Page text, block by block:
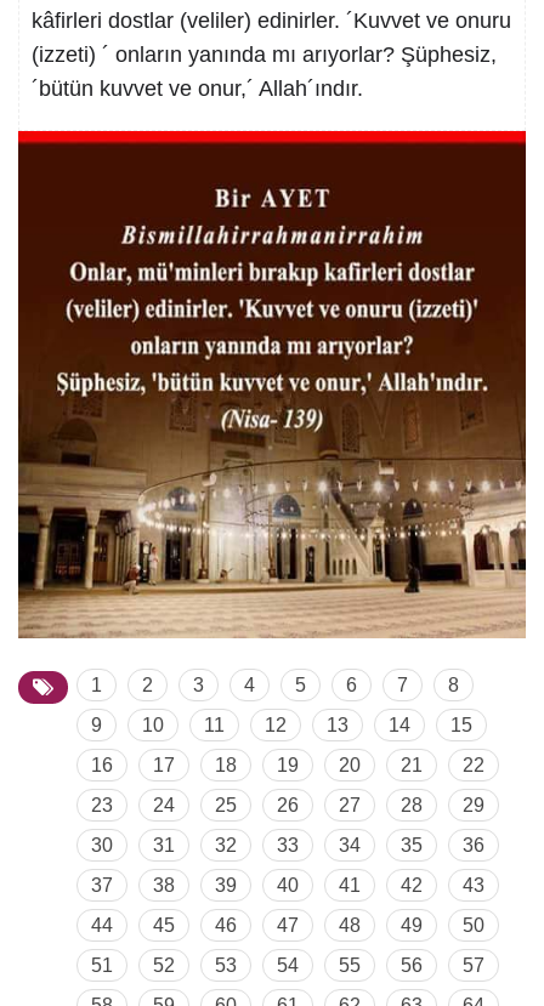
kâfirleri dostlar (veliler) edinirler. ´Kuvvet ve onuru
(izzeti) ´ onların yanında mı arıyorlar? Şüphesiz,
´bütün kuvvet ve onur,´ Allah´ındır.
1 2 3 4 5 6 7
8
9
10 11 12 13 14
15
16
17 18 19 20 21
22
23
24 25 26 27 28
29
30
31 32 33 34 35
36
37
38 39 40 41 42
43
44
45 46 47 48 49
50
51
52 53 54 55 56
57